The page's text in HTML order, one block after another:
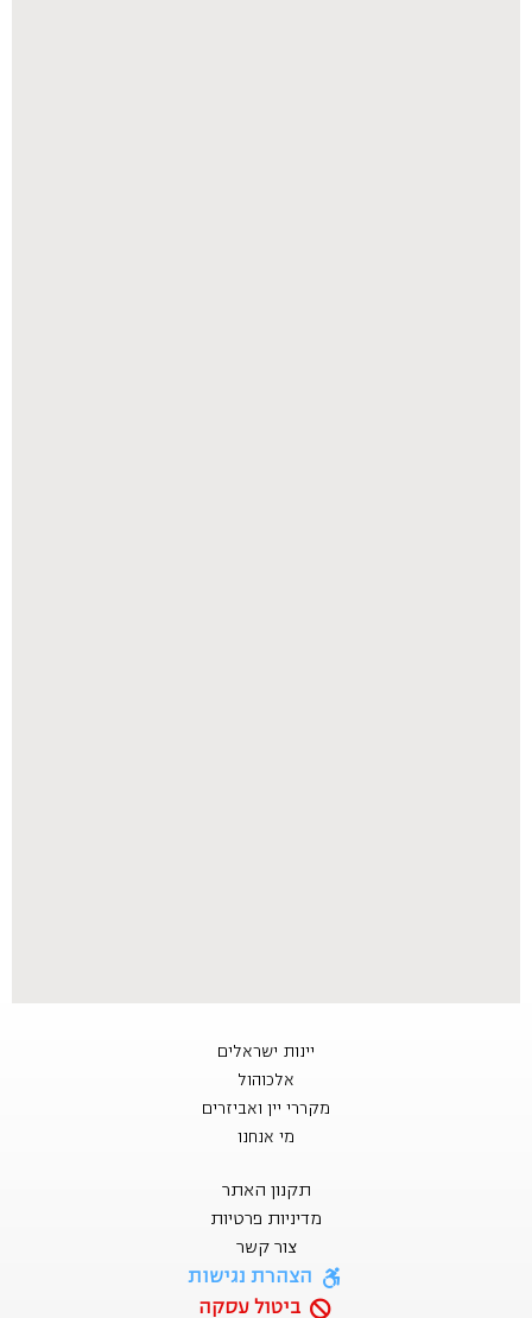
יינות ישראלים
אלכוהול
מקררי יין ואביזרים
מי אנחנו
תקנון האתר
מדיניות פרטיות
צור קשר
הצהרת נגישות
ביטול עסקה